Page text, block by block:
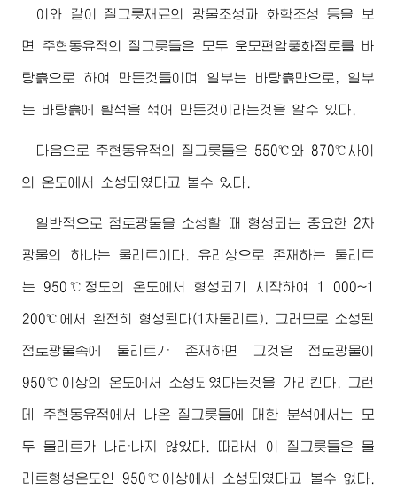
이와 같이 질그릇재료의 광물조성과 화학조성 등을 보
면 주현동유적의 질그릇들은 모두 운모편암풍화점토를 바
탕흙으로 하여 만든것들이며 일부는 바탕흙만으로, 일부
는 바탕흙에 활석을 섞어 만든것이라는것을 알수 있다.
다음으로 주현동유적의 질그릇들은 550℃와 870℃사이
의 온도에서 소성되였다고 볼수 있다.
일반적으로 점토광물을 소성할 때 형성되는 중요한 2차
광물의 하나는 물리트이다. 유리상으로 존재하는 물리트
는 950℃정도의 온도에서 형성되기 시작하여 1 000~1
200℃에서 완전히 형성된다(1차물리트). 그러므로 소성된
점토광물속에 물리트가 존재하면 그것은 점토광물이
950℃이상의 온도에서 소성되였다는것을 가리킨다. 그런
데 주현동유적에서 나온 질그릇들에 대한 분석에서는 모
두 물리트가 나타나지 않았다. 따라서 이 질그릇들은 물
리트형성온도인 950℃이상에서 소성되였다고 볼수 없다.